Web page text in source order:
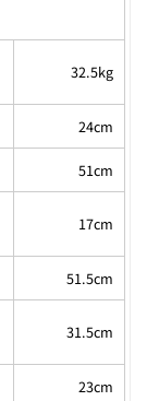
32.5kg
24cm
51cm
17cm
51.5cm
31.5cm
23cm